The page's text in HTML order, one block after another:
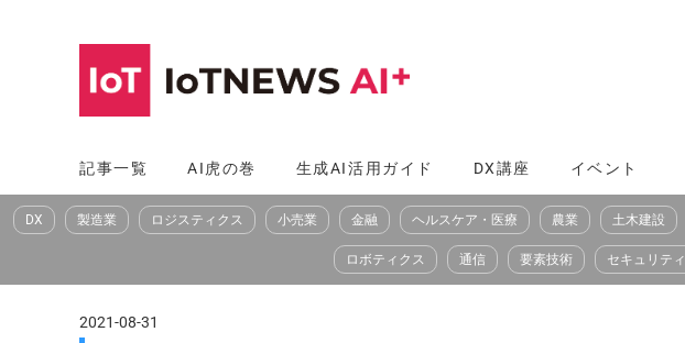
へ
ス
記事一覧 AI虎の巻 生成AI活用ガイド DX講座 イベント
DX 製造業 ロジスティクス 小売業 金融 ヘルスケア・医療 農業 土木建設
ロボティクス 通信 要素技術 セキュリティ
2021-08-31